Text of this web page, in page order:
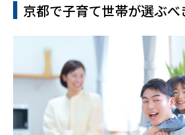
京都で子育て世帯が選ぶべ